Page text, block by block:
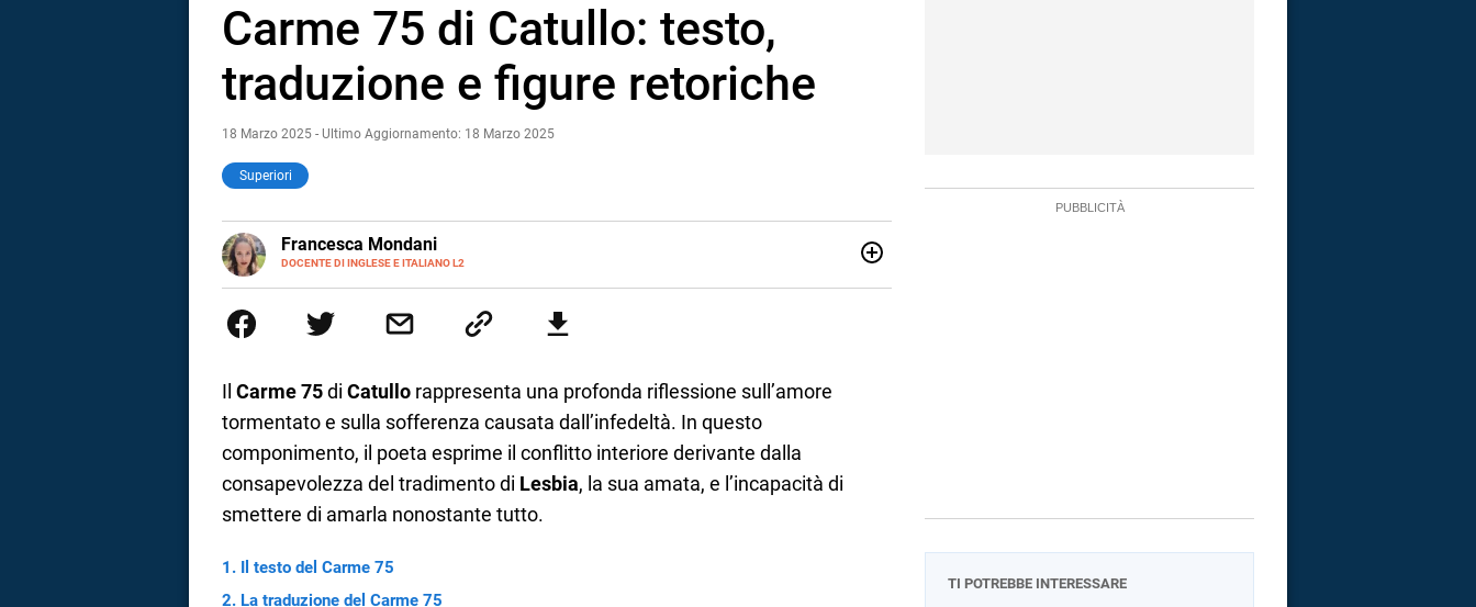
Carme 75 di Catullo: testo,
traduzione e figure retoriche
18 Marzo 2025 - Ultimo Aggiornamento: 18 Marzo 2025
Superiori
Francesca Mondani
DOCENTE DI INGLESE E ITALIANO L2
LINKEDIN
INSTAGRAM
Onsite e contenuti per il web. Amo i saggi storici, la cucina e la mia Honda CBF500. Non ho
Il Carme 75di Catullo rappresenta una profonda riflessione sull’amore
tormentato e sulla sofferenza causata dall’infedeltà. In questo
componimento, il poeta esprime il conflitto interiore derivante dalla
consapevolezza del tradimento di Lesbia, la sua amata, e l’incapacità di
smettere di amarla nonostante tutto.
Il testo del Carme 75
La traduzione del Carme 75
TI POTREBBE INTERESSARE